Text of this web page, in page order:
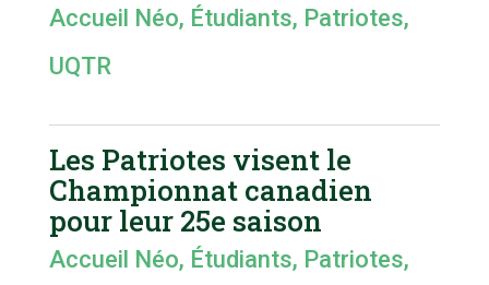
Accueil Néo, Étudiants, Patriotes,
UQTR
Les Patriotes visent le
Championnat canadien
pour leur 25e saison
Accueil Néo, Étudiants, Patriotes,